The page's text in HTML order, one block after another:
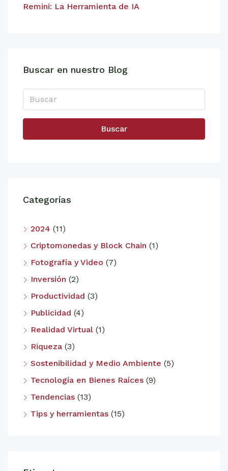
Remini: La Herramienta de IA
Buscar en nuestro Blog
Buscar
Categorías
2024 (11)
Criptomonedas y Block Chain (1)
Fotografía y Video (7)
Inversión (2)
Productividad (3)
Publicidad (4)
Realidad Virtual (1)
Riqueza (3)
Sostenibilidad y Medio Ambiente (5)
Tecnología en Bienes Raíces (9)
Tendencias (13)
Tips y herramientas (15)